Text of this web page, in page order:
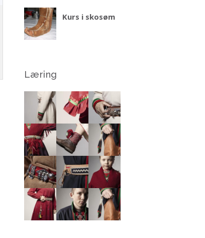
Kurs i skosøm
Læring